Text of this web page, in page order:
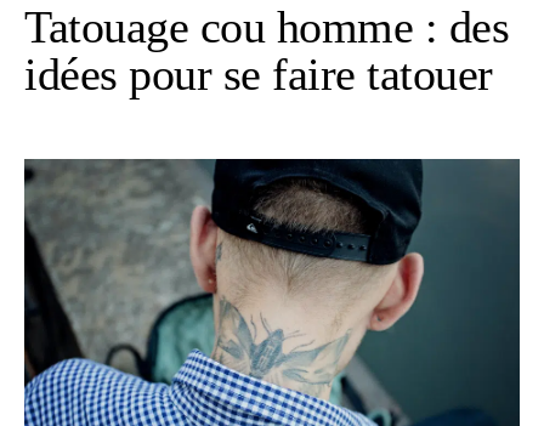
Tatouage cou homme : des
idées pour se faire tatouer